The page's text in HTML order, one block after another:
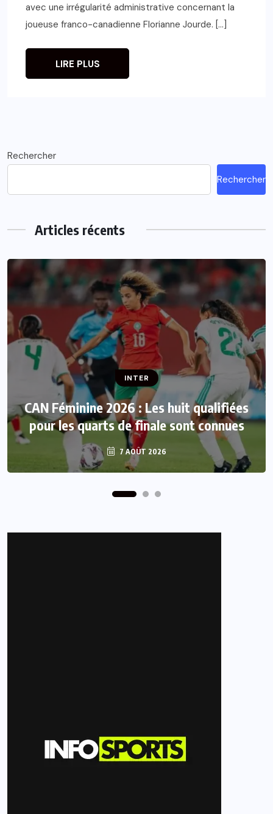
avec une irrégularité administrative concernant la
joueuse franco-canadienne Florianne Jourde. […]
LIRE PLUS
Rechercher
Rechercher
Articles récents
INTER
CAN Féminine 2026 : Les huit qualifiées
pour les quarts de finale sont connues
7 AOÛT 2026
INTER
Mercato : Vinicius Junior prolonge au
Real Madrid jusqu’en 2032
7 AOÛT 2026